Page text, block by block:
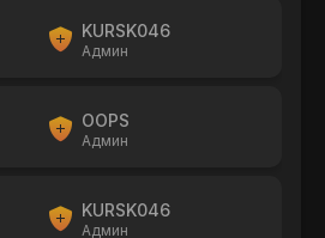
KURSK046
Админ
OOPS
Админ
KURSK046
Админ